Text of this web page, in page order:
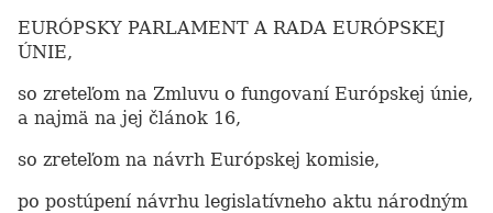
EURÓPSKY PARLAMENT A RADA EURÓPSKEJ
ÚNIE,
so zreteľom na Zmluvu o fungovaní Európskej únie,
a najmä na jej článok 16,
so zreteľom na návrh Európskej komisie,
po postúpení návrhu legislatívneho aktu národným